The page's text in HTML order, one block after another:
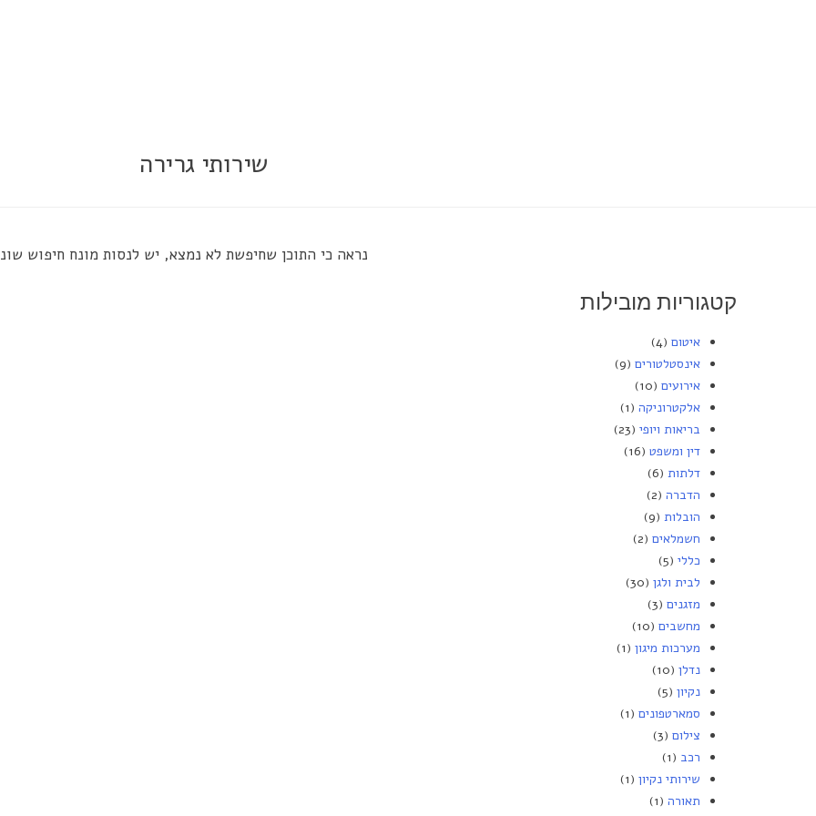
שירותי גרירה
נראה כי התוכן שחיפשת לא נמצא, יש לנסות מונח חיפוש
קטגוריות מובילות
איטום (4)
אינסטלטורים (9)
אירועים (10)
אלקטרוניקה (1)
בריאות ויופי (23)
דין ומשפט (16)
דלתות (6)
הדברה (2)
הובלות (9)
חשמלאים (2)
כללי (5)
לבית ולגן (30)
מזגנים (3)
מחשבים (10)
מערכות מיגון (1)
נדלן (10)
נקיון (5)
סמארטפונים (1)
צילום (3)
רכב (1)
שירותי נקיון (1)
תאורה (1)